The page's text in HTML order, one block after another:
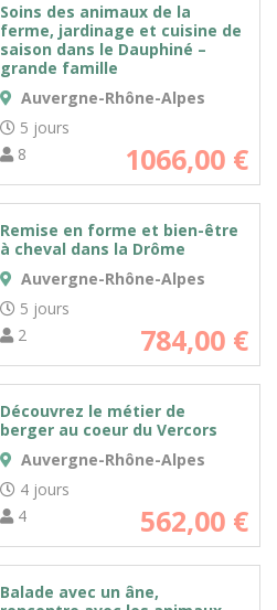
Soins des animaux de la
ferme, jardinage et cuisine de
saison dans le Dauphiné –
grande famille
Auvergne-Rhône-Alpes
5 jours
8
1066,00 €
Remise en forme et bien-être
à cheval dans la Drôme
Auvergne-Rhône-Alpes
5 jours
2
784,00 €
Découvrez le métier de
berger au coeur du Vercors
Auvergne-Rhône-Alpes
4 jours
4
562,00 €
Balade avec un âne,